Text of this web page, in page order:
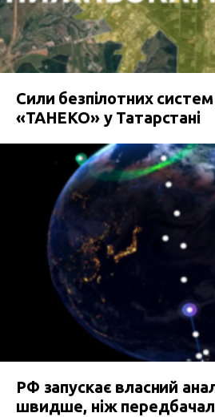
Сили безпілотних
«ТАНЕКО» у Татарстані
РФ запускає власний
швидше, ніж